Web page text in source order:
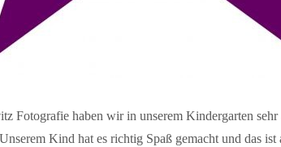
Fotografie haben wir in unserem Kindergarten sehr
Kind hat es richtig Spaß gemacht und das